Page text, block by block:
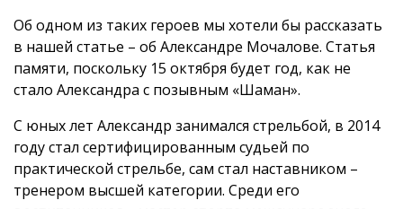
Об одном из таких героев мы хотели бы рассказать
в нашей статье – об Александре Мочалове. Статья
памяти, поскольку 15 октября будет год, как не
стало Александра с позывным «Шаман».
С юных лет Александр занимался стрельбой, в 2014
году стал сертифицированным судьей по
практической стрельбе, сам стал наставником –
тренером высшей категории. Среди его